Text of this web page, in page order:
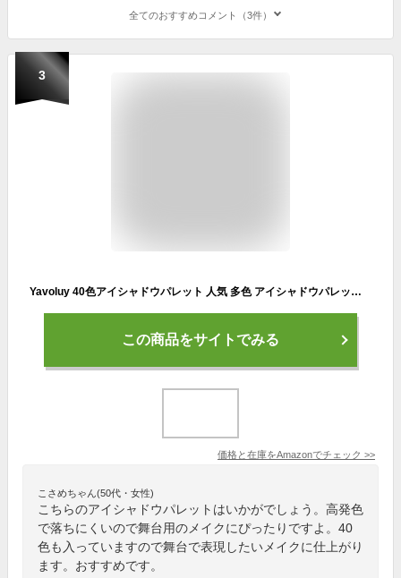
全てのおすすめコメント（3件）
3
Yavoluy 40色アイシャドウパレット 人気 多色 アイシャドウパレット 高発色、防水性、防汗性、長持ち、着色しやすく、飛ばしにくいパウダー (B)
この商品をサイトでみる
価格と在庫をAmazonでチェック >>
こさめちゃん(50代・女性)
こちらのアイシャドウパレットはいかがでしょう。高発色
で落ちにくいので舞台用のメイクにぴったりですよ。40
色も入っていますので舞台で表現したいメイクに仕上がり
ます。おすすめです。